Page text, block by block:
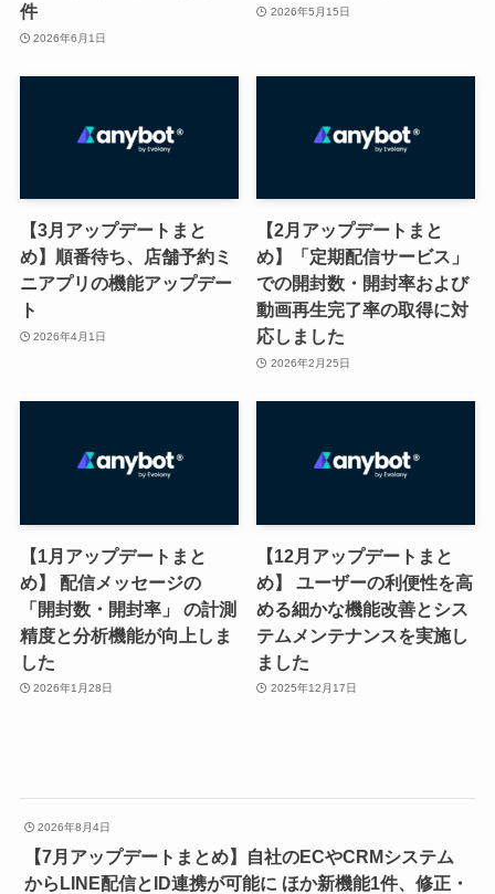
件
2026年6月1日
2026年5月15日
【3月アップデートまと
め】順番待ち、店舗予約ミ
ニアプリの機能アップデー
ト
2026年4月1日
【2月アップデートまと
め】「定期配信サービス」
での開封数・開封率および
動画再生完了率の取得に対
応しました
2026年2月25日
【1月アップデートまと
め】 配信メッセージの
「開封数・開封率」 の計測
精度と分析機能が向上しま
した
2026年1月28日
【12月アップデートまと
め】 ユーザーの利便性を高
める細かな機能改善とシス
テムメンテナンスを実施し
ました
2025年12月17日
2026年8月4日
【7月アップデートまとめ】自社のECやCRMシステム
からLINE配信とID連携が可能に ほか新機能1件、修正・